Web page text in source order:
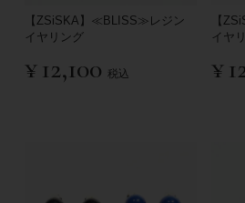
【ZSiSKA】≪BLISS≫レジン
イヤリング
¥ 12,100 税込
【
イヤ
¥